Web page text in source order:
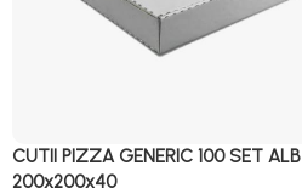
CUTII PIZZA GENERIC 100 SET ALB
200x200x40